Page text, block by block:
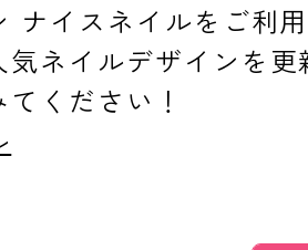
ナイスネイルをご利
ネイルデザインを更
ください！